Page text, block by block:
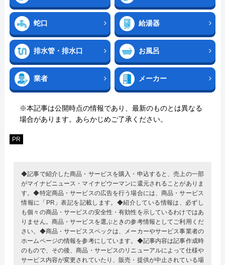
蛇口 給湯器
排水管・排水口 お風呂
業者 メーカー
※本記事は公開時点の情報であり、最新のものとは異なる
場合があります。あらかじめご了承ください。
PR
◆記事で紹介した商品・サービスを購入・申込すると、売上の一部
がマイナビニュース・マイナビウーマンに還元されることがありま
す。◆特定商品・サービスの広告を行う場合には、商品・サービス
情報に「PR」表記を記載します。◆紹介している情報は、必ずし
も個々の商品・サービスの安全性・有効性を示しているわけではあ
りません。商品・サービスを選ぶときの参考情報としてご利用くだ
さい。◆商品・サービススペックは、メーカーやサービス事業者の
ホームページの情報を参考にしています。◆記事内容は記事作成時
のもので、その後、商品・サービスのリニューアルによって仕様や
サービス内容が変更されていたり、販売・提供が中止されている場